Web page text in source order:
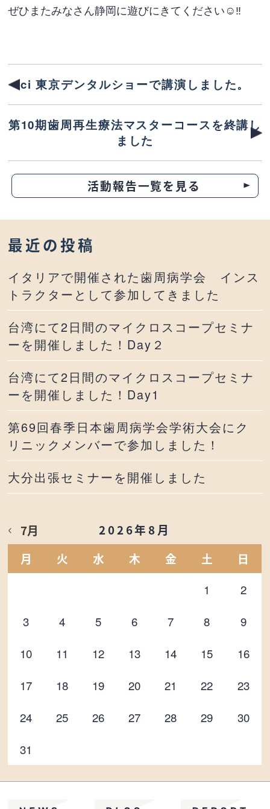
ぜひまたみなさん静岡に遊びにきてください☺️‼️
ci 東京デンタルショーで講演しました。
第10期歯周再生療法マスターコースを終講し
ました
活動報告一覧を見る
最近の投稿
イタリアで開催された歯周病学会 インス
トラクターとして参加してきました
台湾にて2日間のマイクロスコープセミナ
ーを開催しました！Day２
台湾にて2日間のマイクロスコープセミナ
ーを開催しました！Day1
第69回春季日本歯周病学会学術大会にク
リニックメンバーで参加しました！
大分出張セミナーを開催しました
2026年8月
月
火 水 木 金 土 日
7月
1
2
3
4 5 6 7 8
9
10
11 12 13 14 15
16
17
18 19 20 21 22
23
24
25 26 27 28 29
30
31